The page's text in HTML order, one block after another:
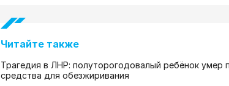
Читайте также
Трагедия в ЛНР: полуторогодовалый ребёнок умер
средства для обезжиривания